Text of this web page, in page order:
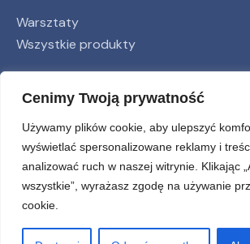
Cenimy Twoją prywatność
Używamy plików cookie, aby ulepszyć
wyświetlać spersonalizowane reklamy i
analizować ruch w naszej witrynie. Klikając
wszystkie”, wyrażasz zgodę na używanie
cookie.
Warsztaty
Wszystkie produkty
Tworzymy z
do Kaszëb